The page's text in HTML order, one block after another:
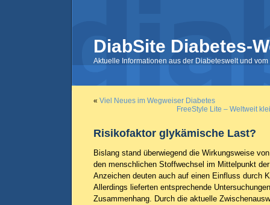
DiabSite Diabetes-
Aktuelle Informationen aus der Diabeteswelt und
« Viel Neues im Wegweiser Diabetes
FreeStyle Lite – Weltweit
Risikofaktor glykämische Last?
Bislang stand überwiegend die Wirkungsweise
den menschlichen Stoffwechsel im Mittelpunkt
Anzeichen deuten auch auf einen Einfluss durch
Allerdings lieferten entsprechende
Zusammenhang. Durch die aktuelle